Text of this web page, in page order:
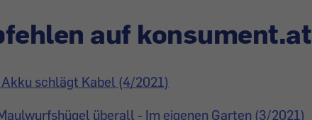
auf konsument.at
schlägt Kabel (4/2021)
überall - Im eigenen Garten (3/2021)